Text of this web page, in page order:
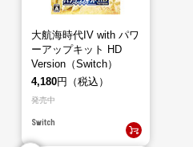
大航海時代IV with パワ
ーアップキット HD
Version（Switch）
4,180円（税込）
発売中
Switch